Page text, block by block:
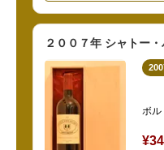
２００７年 シャトー
ボ